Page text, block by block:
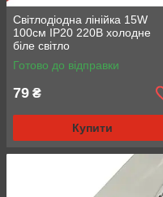
Світлодіодна лінійка 15W
100см IP20 220В холодне
біле світло
Готово до відправки
79 ₴
Купити